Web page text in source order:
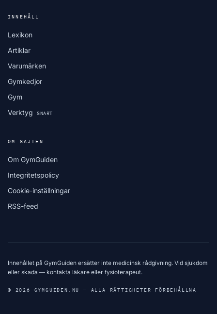
INNEHÅLL
Lexikon
Artiklar
Varumärken
Gymkedjor
Gym
Verktyg
SNART
OM SAJTEN
Om GymGuiden
Integritetspolicy
Cookie-inställningar
RSS-feed
Innehållet på GymGuiden ersätter inte medicinsk rådgivning. Vid sjukdom
eller skada — kontakta läkare eller fysioterapeut.
© 2026 GYMGUIDEN.NU — ALLA RÄTTIGHETER FÖRBEHÅLLNA